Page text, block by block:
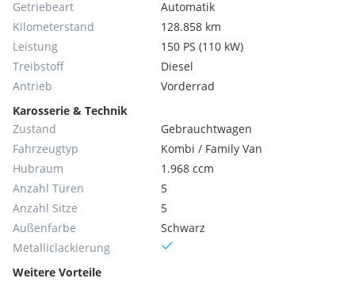
Getriebeart
Automatik
Kilometerstand
128.858 km
Leistung
150 PS (110 kW)
Treibstoff
Diesel
Antrieb
Vorderrad
Karosserie & Technik
Zustand
Gebrauchtwagen
Fahrzeugtyp
Kombi / Family Van
Hubraum
1.968 ccm
Anzahl Türen
5
Anzahl Sitze
5
Außenfarbe
Schwarz
Metallic­lackierung
Weitere Vorteile